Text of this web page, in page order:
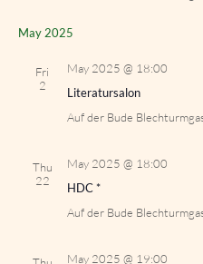
May 2025
Fri
2
May 2025 @ 18:00
Literatursalon
Auf der Bude
Thu
22
May 2025 @ 18:00
HDC *
Auf der Bude
May 2025 @ 19:00